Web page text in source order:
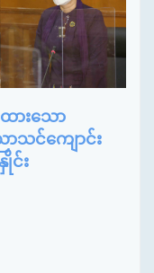
ားသော
သင်ကျောင်း
င်း